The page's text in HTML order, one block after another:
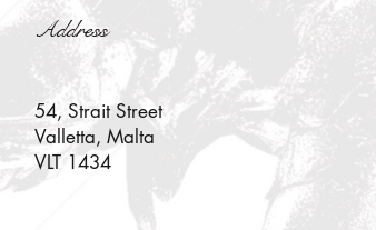
Address
54, Strait Street
Valletta, Malta
VLT 1434